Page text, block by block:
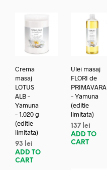
Crema
masaj
LOTUS
ALB –
Yamuna
– 1.020 g
(editie
limitata)
93
lei
ADD TO
CART
Ulei masaj
FLORI de
PRIMAVARA
– Yamuna
(editie
limitata)
137 lei
ADD TO
CART